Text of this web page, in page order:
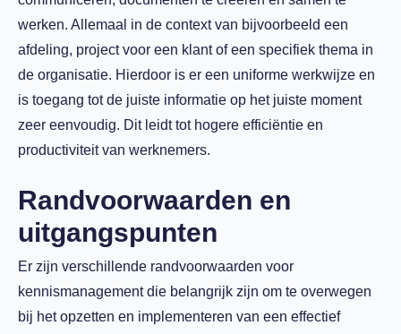
werken. Allemaal in de context van bijvoorbeeld een
afdeling, project voor een klant of een specifiek thema in
de organisatie. Hierdoor is er een uniforme werkwijze en
is toegang tot de juiste informatie op het juiste moment
zeer eenvoudig. Dit leidt tot hogere efficiëntie en
productiviteit van werknemers.
Randvoorwaarden en
uitgangspunten
Er zijn verschillende randvoorwaarden voor
kennismanagement die belangrijk zijn om te overwegen
bij het opzetten en implementeren van een effectief